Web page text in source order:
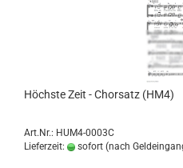
Höchs­te Zeit - Chor­satz (HM4)
Art.Nr.: HUM4-0003C
Lieferzeit:
sofort (nach